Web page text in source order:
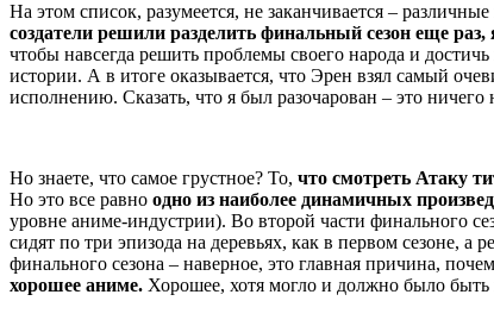
На этом список, разумеется, не заканчивается –
создатели решили разделить финальный сезон еще
чтобы навсегда решить проблемы своего народа и
истории. А в итоге оказывается, что Эрен взял самый
исполнению. Сказать, что я был разочарован – это ничего
Но знаете, что самое грустное? То, что смотреть Атаку
Но это все равно одно из наиболее динамичных
уровне аниме-индустрии). Во второй части финального
сидят по три эпизода на деревьях, как в первом сезоне,
финального сезона – наверное, это главная причина,
хорошее аниме. Хорошее, хотя могло и должно было